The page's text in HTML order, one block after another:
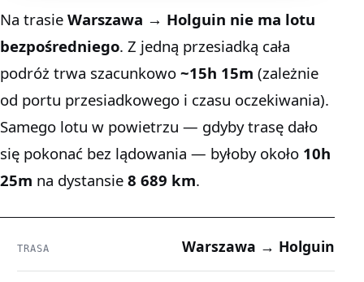
Na trasie Warszawa → Holguin nie ma lotu
bezpośredniego. Z jedną przesiadką cała
podróż trwa szacunkowo ~15h 15m (zależnie
od portu przesiadkowego i czasu oczekiwania).
Samego lotu w powietrzu — gdyby trasę dało
się pokonać bez lądowania — byłoby około 10h
25m na dystansie 8 689 km.
TRASA Warszawa → Holguin